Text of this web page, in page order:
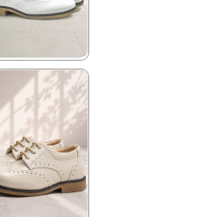
★ ★ ★ ★
1.199,90 ₺
₺
Ücretsiz
Kargo